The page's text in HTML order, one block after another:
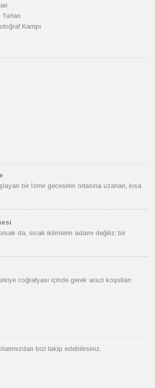
Kampı
bir İzmir gecesinin ortasına uzanan, kısa
da, sıcak iklimlerin adamı değiliz; bir
coğrafyası içinde gerek arazi koşulları
bizi takip edebilirsiniz.